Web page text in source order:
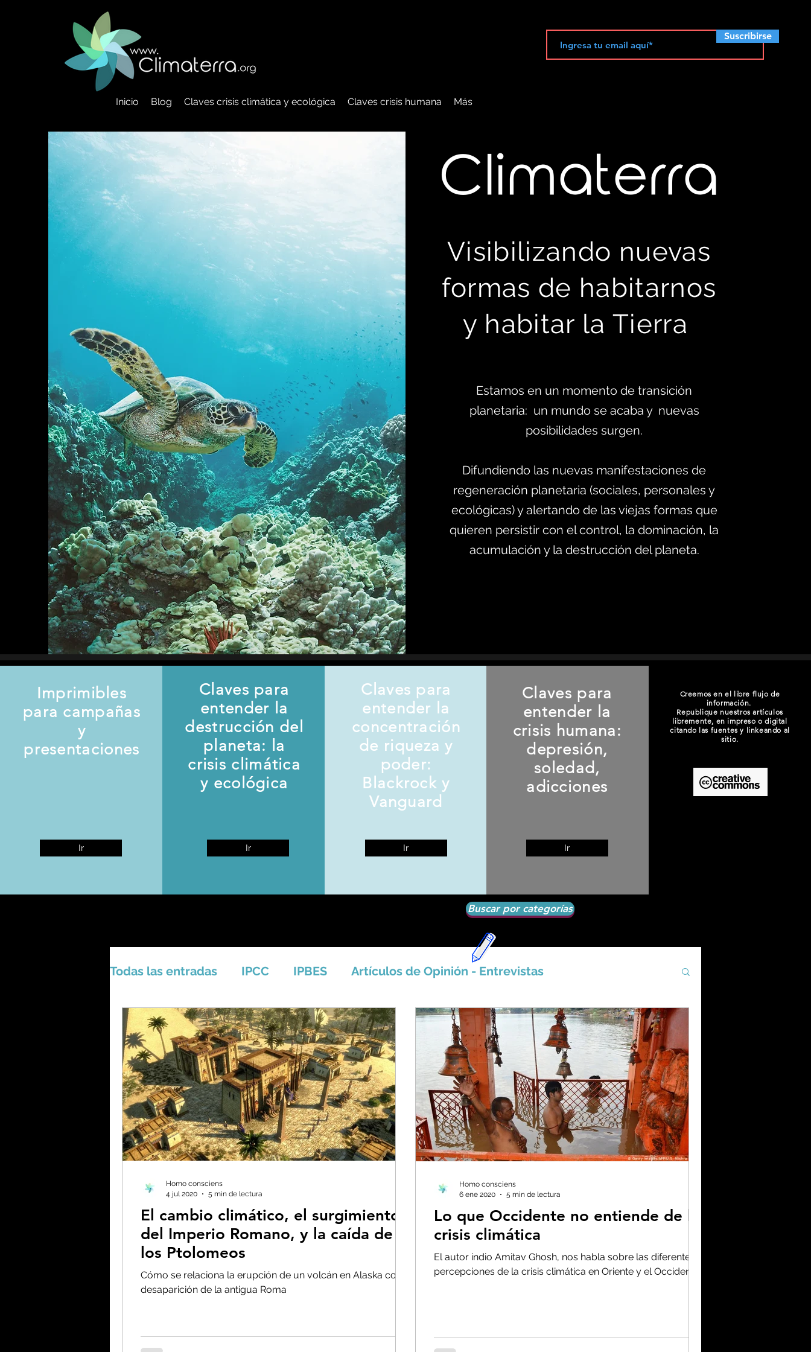
Suscribirse
Inicio Blog Claves crisis climática y ecológica Claves crisis humana Más
Climaterra
Visibilizando nuevas
formas de habitarnos
y habitar la Tierra
Estamos en un momento de transición
planetaria: un mundo se acaba y nuevas
posibilidades surgen.
Difundiendo las nuevas manifestaciones de
regeneración planetaria (sociales, personales y
ecológicas) y alertando de las viejas formas que
quieren persistir con el control, la dominación, la
acumulación y la destrucción del planeta.
Imprimibles
para campañas
y
presentaciones
Ir
Claves para
entender la
destrucción del
planeta: la
crisis climática
y ecológica
Ir
Claves para
entender la
concentración
de riqueza y
poder:
Blackrock y
Vanguard
Ir
Claves para
entender la
crisis humana:
depresión,
soledad,
adicciones
Ir
Creemos en el libre flujo de
información.
Republique nuestros artículos
libremente, en impreso o digital
citando las fuentes y linkeando al
sitio.
Buscar por categorías
Todas las entradas IPCC IPBES Artículos de Opinión - Entrevistas
Activismo - Greta - Científicos Seguridad Alimentaria-Agua-Dieta Agroecología
Amazonas - Selvas tropicales - Bosq Artico - Antártida - Glaciares
Biodiversidad - Animales- Insectos Bruno Latour en español Buenas noticias
Calentamiento global - CO2 Capitalismo -Neoliberalismo Carbono neutralidad
Combustibles fósiles Consumismo Contaminadores: petróleo, plástico
Coronavirus Crisis global-Colapso -Covid Decrecimiento/Economía
El cambio climático, el surgimiento
del Imperio Romano, y la caída de
los Ptolomeos
Cómo se relaciona la erupción de un volcán en Alaska con la
desaparición de la antigua Roma
Homo consciens
4 jul 2020
5 min de lectura
Lo que Occidente no entiende de la
crisis climática
El autor indio Amitav Ghosh, nos habla sobre las diferentes
percepciones de la crisis climática en Oriente y el Occidente.
Homo consciens
6 ene 2020
5 min de lectura